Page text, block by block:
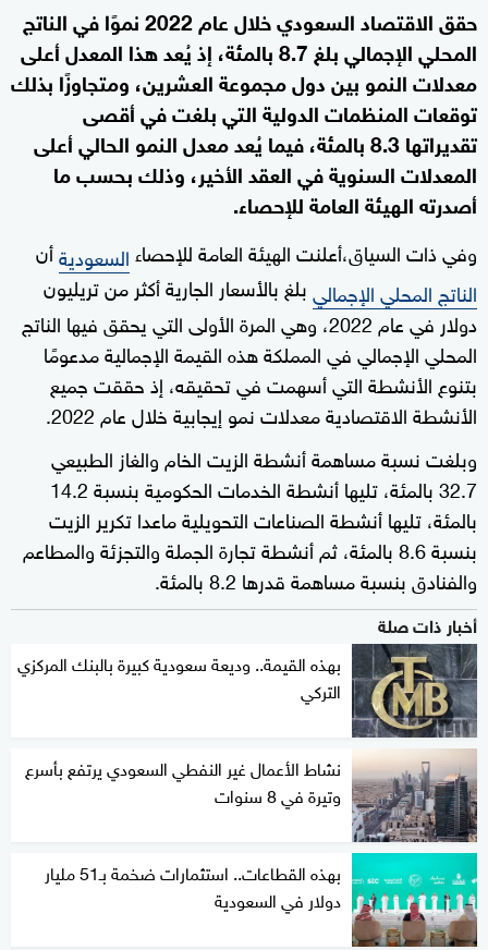
حقق الاقتصاد السعودي خلال عام 2022 نموًا في الناتج
المحلي الإجمالي بلغ 8.7 بالمئة، إذ يُعد هذا المعدل أعلى
معدلات النمو بين دول مجموعة العشرين، ومتجاوزًا بذلك
توقعات المنظمات الدولية التي بلغت في أقصى
تقديراتها 8.3 بالمئة، فيما يُعد معدل النمو الحالي أعلى
المعدلات السنوية في العقد الأخير، وذلك بحسب ما
أصدرته الهيئة العامة للإحصاء.
وفي ذات السياق،أعلنت الهيئة العامة للإحصاء السعوديةأن
الناتج المحلي الإجماليبلغ بالأسعار الجارية أكثر من تريليون
دولار في عام 2022، وهي المرة الأولى التي يحقق فيها الناتج
المحلي الإجمالي في المملكة هذه القيمة الإجمالية مدعومًا
بتنوع الأنشطة التي أسهمت في تحقيقه، إذ حققت جميع
الأنشطة الاقتصادية معدلات نمو إيجابية خلال عام 2022.
وبلغت نسبة مساهمة أنشطة الزيت الخام والغاز الطبيعي
32.7 بالمئة، تليها أنشطة الخدمات الحكومية بنسبة 14.2
بالمئة، تليها أنشطة الصناعات التحويلية ماعدا تكرير الزيت
بنسبة 8.6 بالمئة، ثم أنشطة تجارة الجملة والتجزئة والمطاعم
والفنادق بنسبة مساهمة قدرها 8.2 بالمئة.
أخبار ذات صلة
بهذه القيمة.. وديعة سعودية كبيرة بالبنك المركزي
التركي
نشاط الأعمال غير النفطي السعودي يرتفع بأسرع
وتيرة في 8 سنوات
بهذه القطاعات.. استثمارات ضخمة بـ51 مليار
دولار في السعودية